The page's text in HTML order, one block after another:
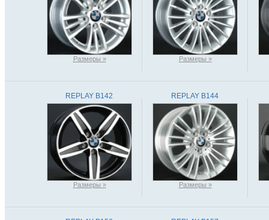
Размеры » Размеры »
REPLAY B142
Размеры »
REPLAY B144
Размеры »